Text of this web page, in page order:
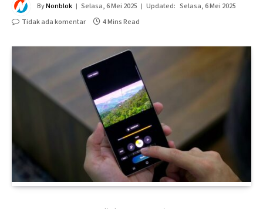
ByNonblok Selasa, 6 Mei 2025 Updated: Selasa, 6 Mei 2025
Tidak ada komentar
4 Mins Read